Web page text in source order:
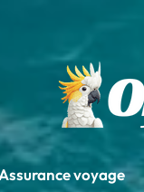
voyage